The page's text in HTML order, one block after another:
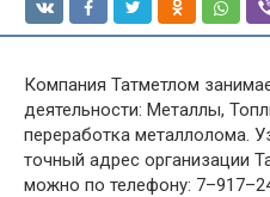
Компания Татметлом
деятельности: Металлы,
переработка металлолома.
точный адрес организации
можно по телефону: